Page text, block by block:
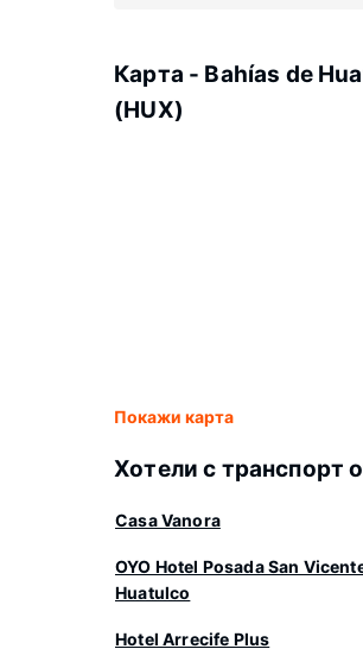
Карта - Bahías de
(HUX)
Покажи карта
Хотели с транспорт
Casa Vanora
OYO Hotel Posada San
Huatulco
Hotel Arrecife Plus